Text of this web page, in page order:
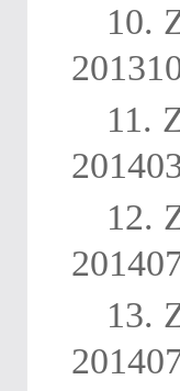
10.
11.
12.
13.